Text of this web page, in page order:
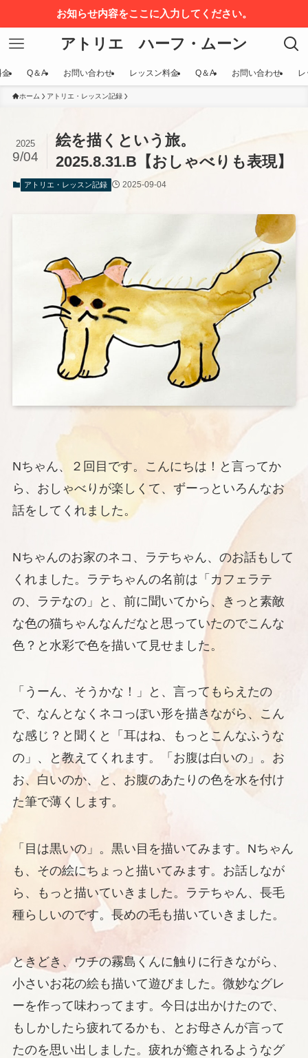
お知らせ内容をここに入力してください。
アトリエ ハーフ・ムーン
金 Q＆A お問い合わせ レッスン料金 Q＆A お問い合わせ レ
ホーム アトリエ・レッスン記録
絵を描くという旅。
2025.8.31.B【おしゃべりも表現】
2025
9/04
アトリエ・レッスン記録 2025-09-04
Nちゃん、２回目です。こんにちは！と言ってか
ら、おしゃべりが楽しくて、ずーっといろんなお
話をしてくれました。
Nちゃんのお家のネコ、ラテちゃん、のお話もして
くれました。ラテちゃんの名前は「カフェラテ
の、ラテなの」と、前に聞いてから、きっと素敵
な色の猫ちゃんなんだなと思っていたのでこんな
色？と水彩で色を描いて見せました。
「うーん、そうかな！」と、言ってもらえたの
で、なんとなくネコっぽい形を描きながら、こん
な感じ？と聞くと「耳はね、もっとこんなふうな
の」、と教えてくれます。「お腹は白いの」。お
お、白いのか、と、お腹のあたりの色を水を付け
た筆で薄くします。
「目は黒いの」。黒い目を描いてみます。Nちゃん
も、その絵にちょっと描いてみます。お話しなが
ら、もっと描いていきました。ラテちゃん、長毛
種らしいのです。長めの毛も描いていきました。
ときどき、ウチの霧島くんに触りに行きながら、
小さいお花の絵も描いて遊びました。微妙なグレ
ーを作って味わってます。今日は出かけたので、
もしかしたら疲れてるかも、とお母さんが言って
たのを思い出しました。疲れが癒されるようなグ